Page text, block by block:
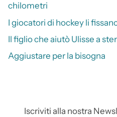
chilometri
I giocatori di hockey li
Il figlio che aiutò Ulisse a
Aggiustare per la bisogna
Iscriviti alla nostra